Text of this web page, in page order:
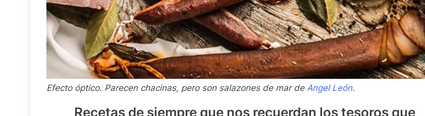
Efecto óptico. Parecen chacinas, pero son salazones de mar de Angel León.
Recetas de siempre que nos recuerdan los tesoros que